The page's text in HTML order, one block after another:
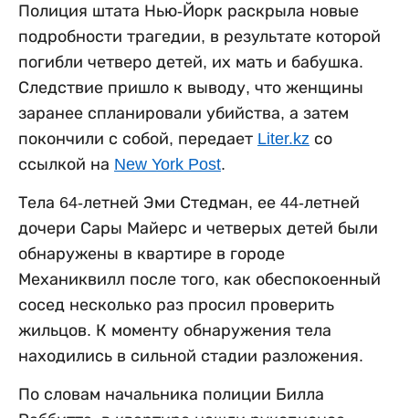
Полиция штата Нью-Йорк раскрыла новые
подробности трагедии, в результате которой
погибли четверо детей, их мать и бабушка.
Следствие пришло к выводу, что женщины
заранее спланировали убийства, а затем
покончили с собой, передает Liter.kz со
ссылкой на New York Post.
Тела 64-летней Эми Стедман, ее 44-летней
дочери Сары Майерс и четверых детей были
обнаружены в квартире в городе
Механиквилл после того, как обеспокоенный
сосед несколько раз просил проверить
жильцов. К моменту обнаружения тела
находились в сильной стадии разложения.
По словам начальника полиции Билла